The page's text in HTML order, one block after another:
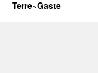
Terre~Gaste